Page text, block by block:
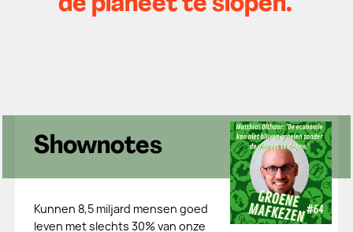
Shownotes
Kunnen 8,5 miljard mensen goed
leven met slechts 30% van onze